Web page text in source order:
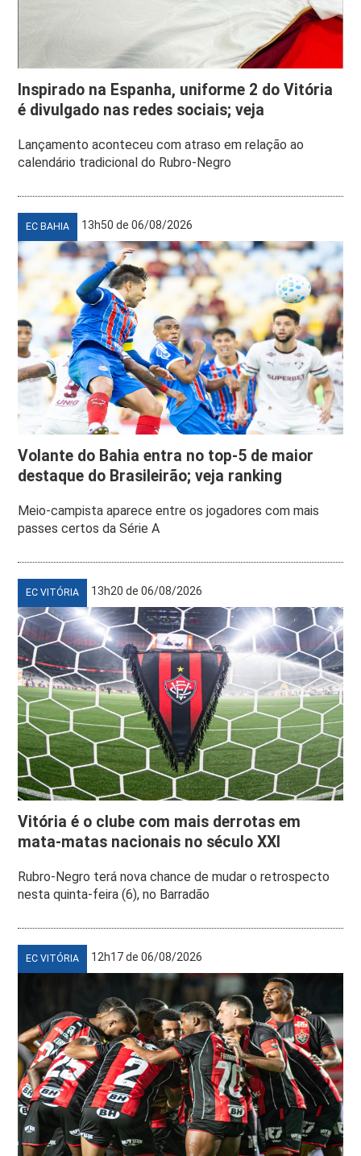
Inspirado na Espanha, uniforme 2 do Vitória
é divulgado nas redes sociais; veja
Lançamento aconteceu com atraso em relação ao
calendário tradicional do Rubro-Negro
EC BAHIA 13h50 de 06/08/2026
Volante do Bahia entra no top-5 de maior
destaque do Brasileirão; veja ranking
Meio-campista aparece entre os jogadores com mais
passes certos da Série A
EC VITÓRIA 13h20 de 06/08/2026
Vitória é o clube com mais derrotas em
mata-matas nacionais no século XXI
Rubro-Negro terá nova chance de mudar o retrospecto
nesta quinta-feira (6), no Barradão
EC VITÓRIA 12h17 de 06/08/2026